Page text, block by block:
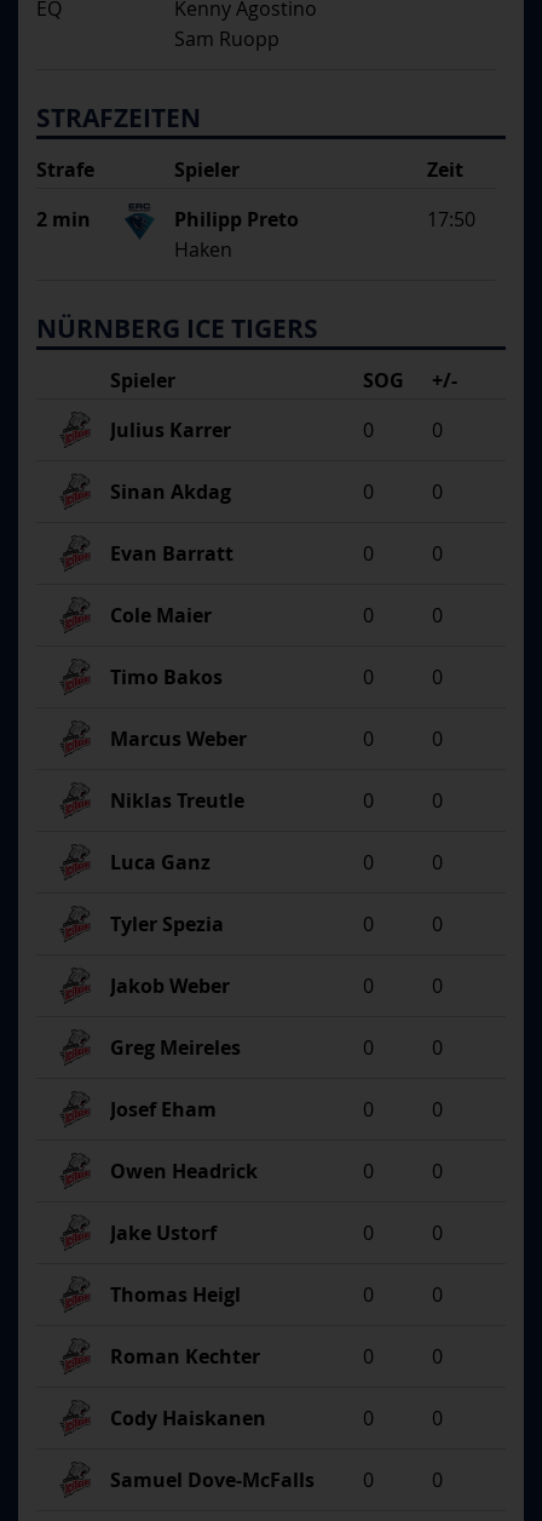
Kenny Agostino
Sam Ruopp
EQ
STRAFZEITEN
Strafe Zeit
Spieler
Begründung
2 min 17:50
Philipp Preto
Haken
NÜRNBERG ICE TIGERS
Spieler SOG
+/-
Julius Karrer
0 0
Sinan Akdag 0 0
Evan Barratt 0 0
Cole Maier 0 0
Timo Bakos 0 0
Marcus Weber 0 0
Niklas Treutle 0 0
Luca Ganz 0 0
Tyler Spezia 0 0
Jakob Weber 0 0
Greg Meireles 0 0
Josef Eham 0 0
Owen Headrick 0 0
Jake Ustorf 0 0
Thomas Heigl 0 0
Roman Kechter 0 0
Cody Haiskanen 0 0
Samuel Dove-McFalls 0 0